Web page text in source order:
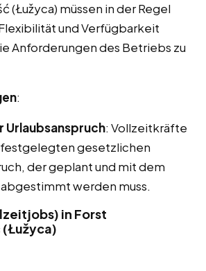
(Łužyca) müssen in der Regel
und Verfügbarkeit
Anforderungen des Betriebs zu
:
Urlaubsanspruch: Vollzeitkräfte
gesetzlichen
der geplant und mit dem
werden muss.
in Forst